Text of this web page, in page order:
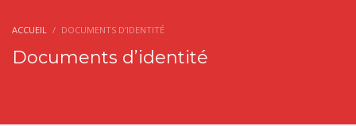
ACCUEIL DOCUMENTS D’IDENTITÉ
Documents d’identité